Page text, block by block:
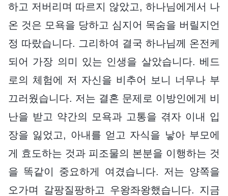
하고 저버리며 따르지 않았고, 하나님에게서 나
온 것은 모욕을 당하고 심지어 목숨을 버릴지언
정 따랐습니다. 그리하여 결국 하나님께 온전케
되어 가장 의미 있는 인생을 살았습니다. 베드
로의 체험에 저 자신을 비추어 보니 너무나 부
끄러웠습니다. 저는 결혼 문제로 이방인에게 비
난을 받고 약간의 모욕과 고통을 겪자 이내 입
장을 잃었고, 아내를 얻고 자식을 낳아 부모에
게 효도하는 것과 피조물의 본분을 이행하는 것
을 똑같이 중요하게 여겼습니다. 저는 양쪽을
오가며 갈팡질팡하고 우왕좌왕했습니다. 지금